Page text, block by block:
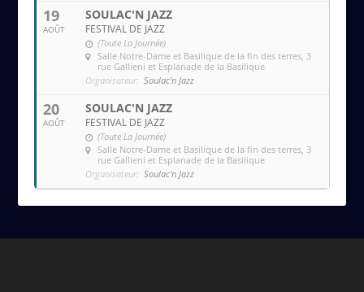
19
AOÛT
SOULAC'N JAZZ
FESTIVAL DE JAZZ
(Toute La Journée)
Salle Notre-Dame et Basilique de la fin des terres , 3
rue Gallieni et Esplanade de la Basilique
Organisateur: Soulac'n Jazz
20
AOÛT
SOULAC'N JAZZ
FESTIVAL DE JAZZ
(Toute La Journée)
Salle Notre-Dame et Basilique de la fin des terres , 3
rue Gallieni et Esplanade de la Basilique
Organisateur: Soulac'n Jazz